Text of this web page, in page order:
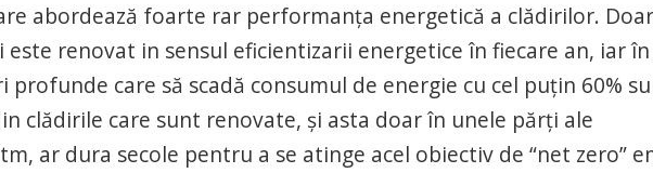
abordează foarte rar performanța energetică a clădirilor.
renovat in sensul eficientizarii energetice în fiecare an, iar în
care să scadă consumul de energie cu cel puțin 60%
clădirile care sunt renovate, și asta doar în unele părți ale
ar dura secole pentru a se atinge acel obiectiv de “net zero”